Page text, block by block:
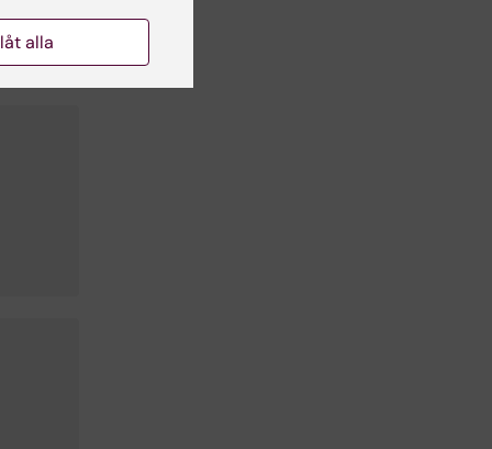
alla